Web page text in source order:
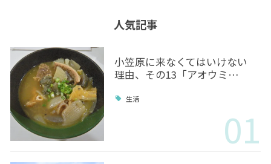
人気記事
小笠原に来なくてはいけない
理由、その13「アオウミ…
生活
01